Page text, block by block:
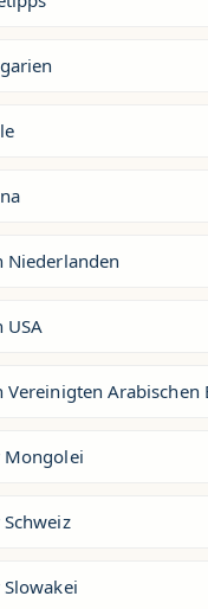
Niederlanden
USA
Vereinigten Arabischen
Mongolei